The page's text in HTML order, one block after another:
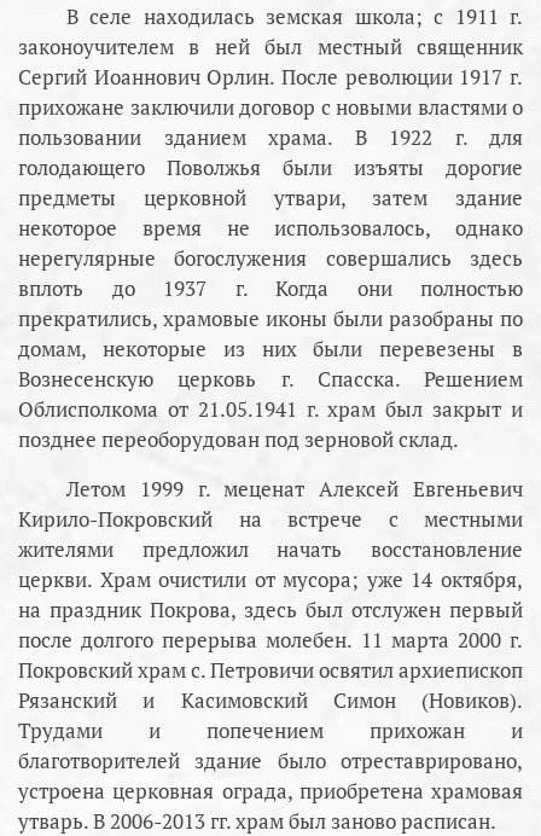
В селе находилась земская школа; с 1911 г.
законоучителем в ней был местный священник
Сергий Иоаннович Орлин. После революции 1917 г.
прихожане заключили договор с новыми властями о
пользовании зданием храма. В 1922 г. для
голодающего Поволжья были изъяты дорогие
предметы церковной утвари, затем здание
некоторое время не использовалось, однако
нерегулярные богослужения совершались здесь
вплоть до 1937 г. Когда они полностью
прекратились, храмовые иконы были разобраны по
домам, некоторые из них были перевезены в
Вознесенскую церковь г. Спасска. Решением
Облисполкома от 21.05.1941 г. храм был закрыт и
позднее переоборудован под зерновой склад.
Летом 1999 г. меценат Алексей Евгеньевич
Кирило-Покровский на встрече с местными
жителями предложил начать восстановление
церкви. Храм очистили от мусора; уже 14 октября,
на праздник Покрова, здесь был отслужен первый
после долгого перерыва молебен. 11 марта 2000 г.
Покровский храм с. Петровичи освятил архиепископ
Рязанский и Касимовский Симон (Новиков).
Трудами и попечением прихожан и
благотворителей здание было отреставрировано,
устроена церковная ограда, приобретена храмовая
утварь. В 2006-2013 гг. храм был заново расписан.